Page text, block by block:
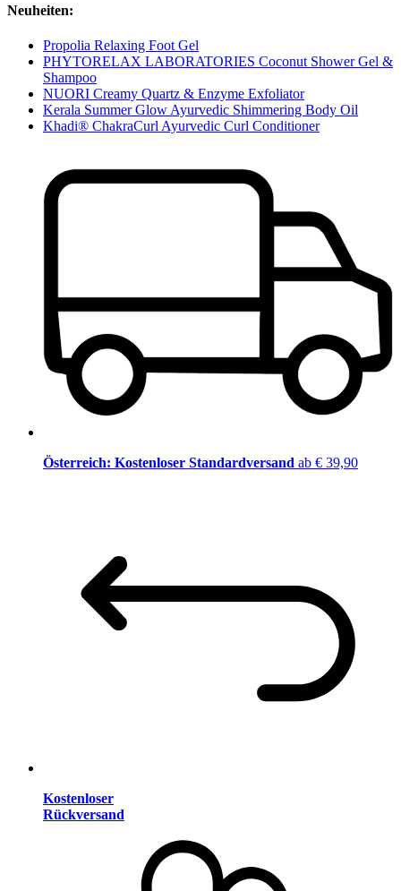
Neuheiten:
Propolia Relaxing Foot Gel
PHYTORELAX LABORATORIES Coconut Shower Gel &
Shampoo
NUORI Creamy Quartz & Enzyme Exfoliator
Kerala Summer Glow Ayurvedic Shimmering Body Oil
Khadi® ChakraCurl Ayurvedic Curl Conditioner
Österreich: Kostenloser Standardversand ab € 39,90
Kostenloser
Rückversand